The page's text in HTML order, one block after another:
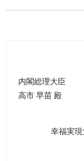
内閣総理大臣
高市 早苗 殿
幸福実